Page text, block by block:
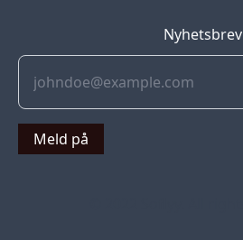
Nyhetsbrev
Meld på